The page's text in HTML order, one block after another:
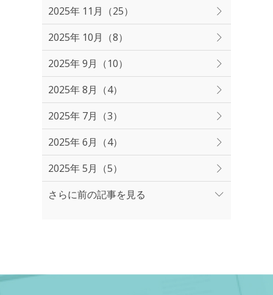
2025年 11月（25）
2025年 10月（8）
2025年 9月（10）
2025年 8月（4）
2025年 7月（3）
2025年 6月（4）
2025年 5月（5）
さらに前の記事を見る